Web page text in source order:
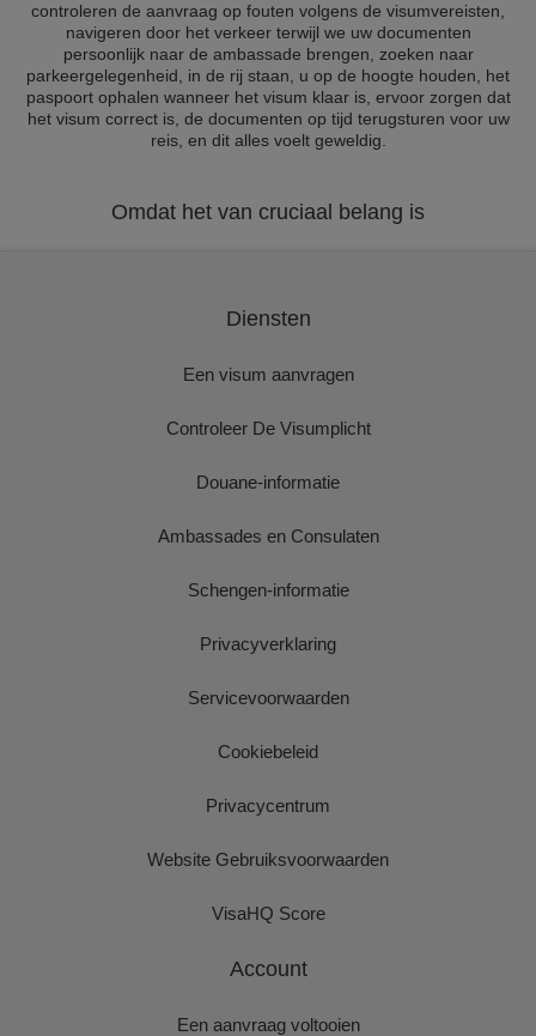
controleren de aanvraag op fouten volgens de visumvereisten,
navigeren door het verkeer terwijl we uw documenten
persoonlijk naar de ambassade brengen, zoeken naar
parkeergelegenheid, in de rij staan, u op de hoogte houden, het
paspoort ophalen wanneer het visum klaar is, ervoor zorgen dat
het visum correct is, de documenten op tijd terugsturen voor uw
reis, en dit alles voelt geweldig.
Omdat het van cruciaal belang is
Diensten
Een visum aanvragen
Controleer De Visumplicht
Douane-informatie
Ambassades en Consulaten
Schengen-informatie
Privacyverklaring
Servicevoorwaarden
Cookiebeleid
Privacycentrum
Website Gebruiksvoorwaarden
VisaHQ Score
Account
Een aanvraag voltooien